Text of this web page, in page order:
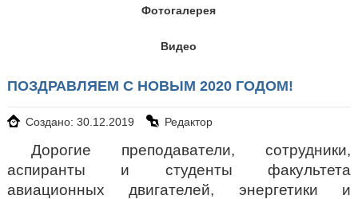
Фотогалерея
Видео
ПОЗДРАВЛЯЕМ С НОВЫМ 2020 ГОДОМ!
Создано: 30.12.2019 Редактор
Дорогие преподаватели, сотрудники,
аспиранты и студенты факультета
авиационных двигателей, энергетики и